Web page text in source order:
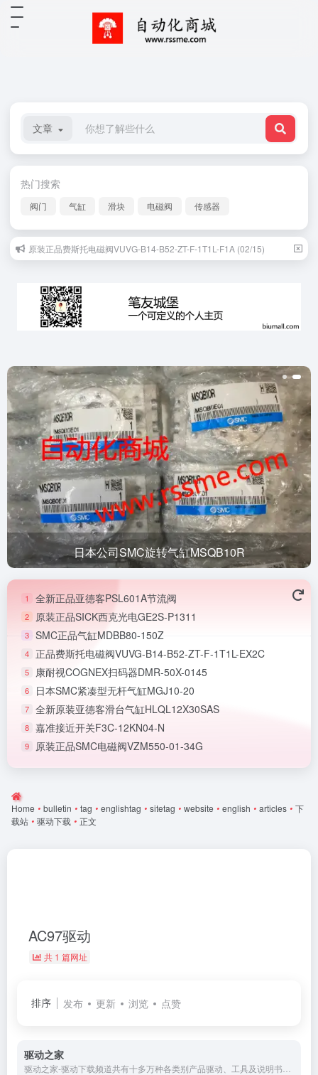
文章
热门搜索
阀门 气缸 滑块 电磁阀 传感器
原装正品费斯托电磁阀VUVG-B14-B52-ZT-F-1T1L-F1A (02/15)
日本公司SMC旋转气缸MSQB10R
1 全新正品亚德客PSL601A节流阀
2 原装正品SICK西克光电GE2S-P1311
3 SMC正品气缸MDBB80-150Z
4 正品费斯托电磁阀VUVG-B14-B52-ZT-F-1T1L-EX2C
5 康耐视COGNEX扫码器DMR-50X-0145
6 日本SMC紧凑型无杆气缸MGJ10-20
7 全新原装亚德客滑台气缸HLQL12X30SAS
8 嘉准接近开关F3C-12KN04-N
9 原装正品SMC电磁阀VZM550-01-34G
Home • bulletin • tag • englishtag • sitetag • website • english • articles • 下
载站 • 驱动下载 • 正文
AC97驱动
共 1 篇网址
排序 发布 更新 浏览 点赞
驱动之家